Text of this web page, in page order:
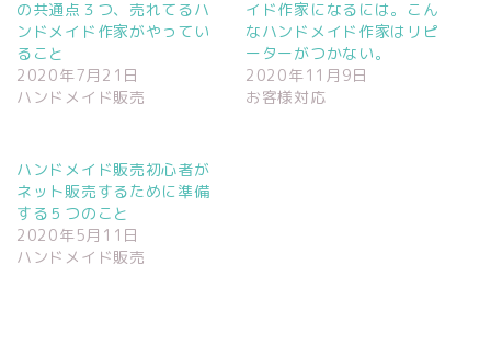
の共通点３つ、売れてるハ
ンドメイド作家がやってい
ること
2020年7月21日
ハンドメイド販売
イド作家になるには。こん
なハンドメイド作家はリピ
ーターがつかない。
2020年11月9日
お客様対応
ハンドメイド販売初心者が
ネット販売するために準備
する５つのこと
2020年5月11日
ハンドメイド販売